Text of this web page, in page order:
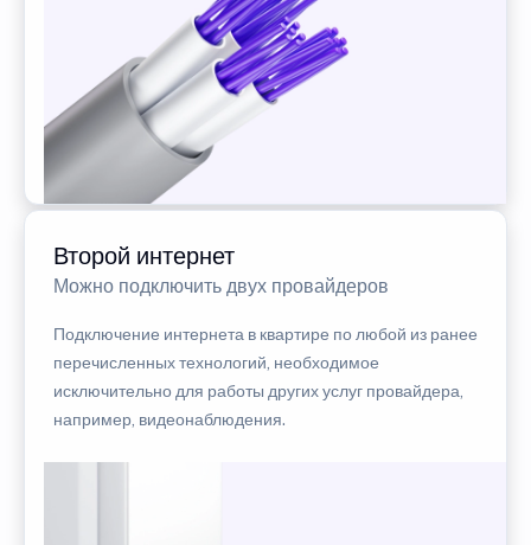
Второй интернет
Можно подключить двух провайдеров
Подключение интернета в квартире по любой из ранее
перечисленных технологий, необходимое
исключительно для работы других услуг провайдера,
например, видеонаблюдения.